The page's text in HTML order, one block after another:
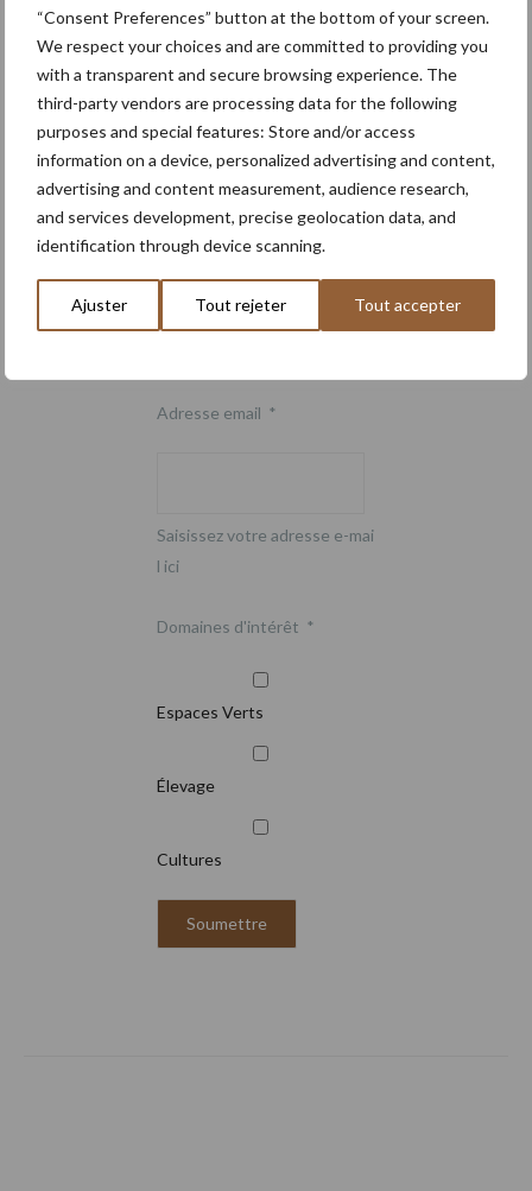
“Consent Preferences” button at the bottom of your screen.
We respect your choices and are committed to providing you
with a transparent and secure browsing experience. The
third-party vendors are processing data for the following
purposes and special features: Store and/or access
information on a device, personalized advertising and content,
advertising and content measurement, audience research,
and services development, precise geolocation data, and
identification through device scanning.
Ajuster Tout rejeter Tout accepter
FooterS’abonner à la newsletter
Email
Adresse email *
Saisissez votre adresse e-mai
l ici
Domaines d'intérêt *
Espaces Verts
Élevage
Cultures